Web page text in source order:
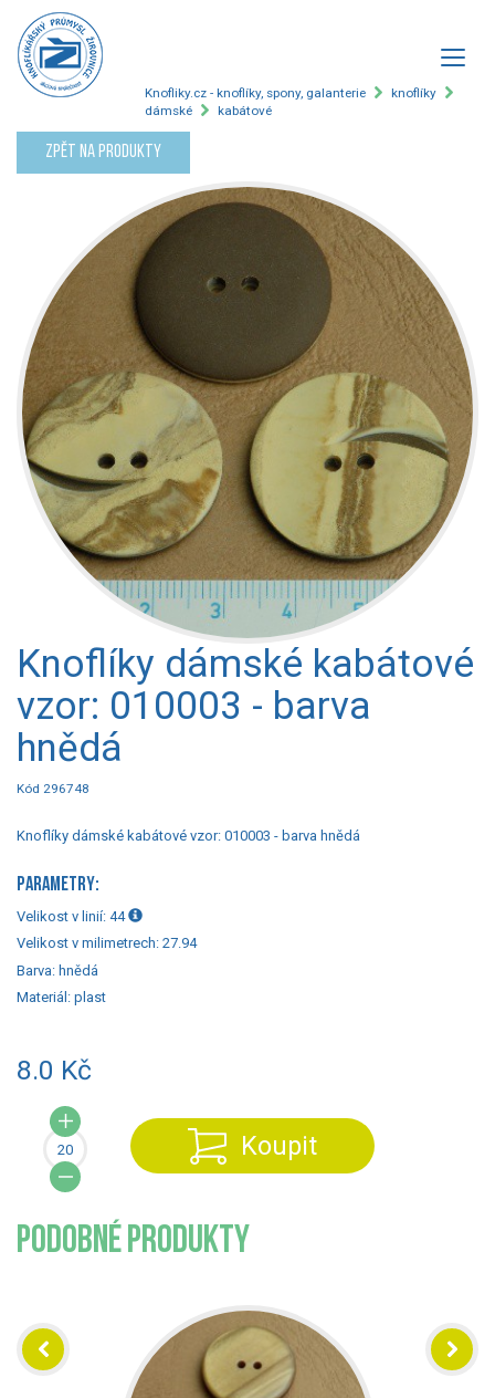
Knofliky.cz - knoflíky, spony, galanterie
knoflíky
dámské
kabátové
Zpět na produkty
Knoflíky dámské kabátové
vzor: 010003 - barva
hnědá
Kód 296748
Knoflíky dámské kabátové vzor: 010003 - barva hnědá
PARAMETRY:
Velikost v linií: 44
Velikost v milimetrech: 27.94
Barva: hnědá
Materiál: plast
8.0 Kč
Koupit
PODOBNÉ PRODUKTY